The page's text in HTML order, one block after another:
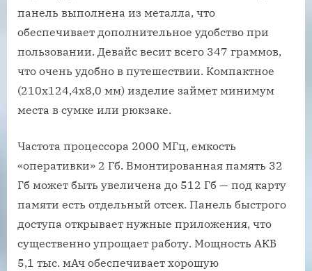
панель выполнена из металла, что
обеспечивает дополнительное удобство при
пользовании. Девайс весит всего 347 граммов,
что очень удобно в путешествии. Компактное
(210х124,4х8,0 мм) изделие займет минимум
места в сумке или рюкзаке.
Частота процессора 2000 МГц, емкость
«оперативки» 2 Гб. Вмонтированная память 32
Гб может быть увеличена до 512 Гб — под карту
памяти есть отдельный отсек. Панель быстрого
доступа открывает нужные приложения, что
существенно упрощает работу. Мощность АКБ
5,1 тыс. мАч обеспечивает хорошую